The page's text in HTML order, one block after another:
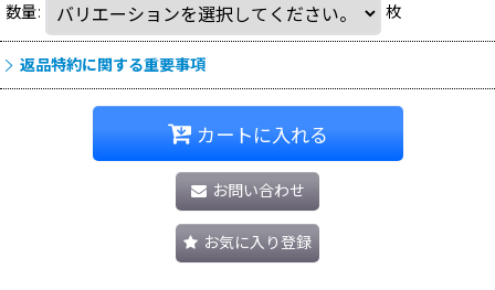
数量: 枚
返品特約に関する重要事項
カートに入れる
お問い合わせ
お気に入り登録